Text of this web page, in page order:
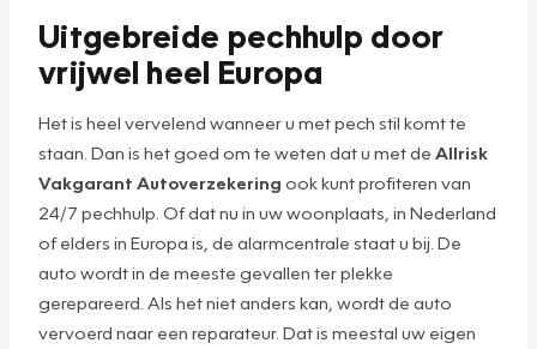
Uitgebreide pechhulp door
vrijwel heel Europa
Het is heel vervelend wanneer u met pech stil komt te
staan. Dan is het goed om te weten dat u met de Allrisk
Vakgarant Autoverzekering ook kunt profiteren van
24/7 pechhulp. Of dat nu in uw woonplaats, in Nederland
of elders in Europa is, de alarmcentrale staat u bij. De
auto wordt in de meeste gevallen ter plekke
gerepareerd. Als het niet anders kan, wordt de auto
vervoerd naar een reparateur. Dat is meestal uw eigen